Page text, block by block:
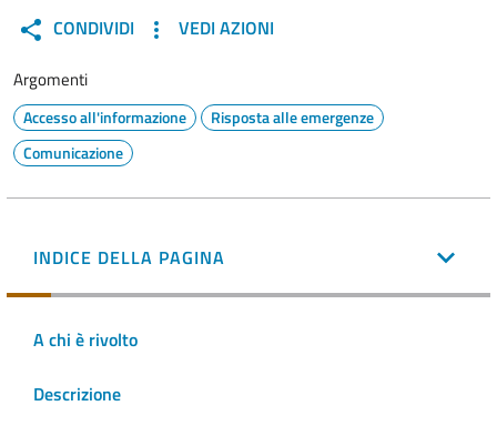
CONDIVIDI
VEDI AZIONI
Argomenti
Accesso all'informazione
Risposta alle emergenze
Comunicazione
INDICE DELLA PAGINA
A chi è rivolto
Descrizione